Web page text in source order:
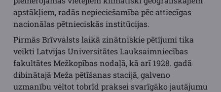
apstākļiem, radās nepieciešamība pēc attiecīgas
nacionālas pētnieciskās institūcijas.
Pirmās Brīvvalsts laikā zinātniskie pētījumi tika
veikti Latvijas Universitātes Lauksaimniecības
fakultātes Mežkopības nodaļā, kā arī 1928. gadā
dibinātajā Meža pētīšanas stacijā, galveno
uzmanību veltot tobrīd praksei svarīgāko jautājumu